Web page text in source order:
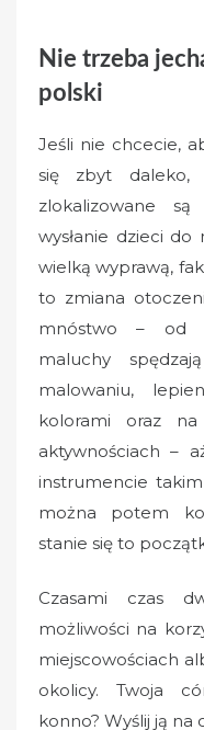
Nie trzeba
polski
Jeśli nie chcecie,
się zbyt daleko,
zlokalizowane
wysłanie dzieci
wielką wyprawą,
to zmiana
mnóstwo – od
maluchy
malowaniu,
kolorami oraz
aktywnościach –
instrumencie
można potem
stanie się to
Czasami czas
możliwości na
miejscowościach
okolicy. Twoja
konno? Wyślij ją na